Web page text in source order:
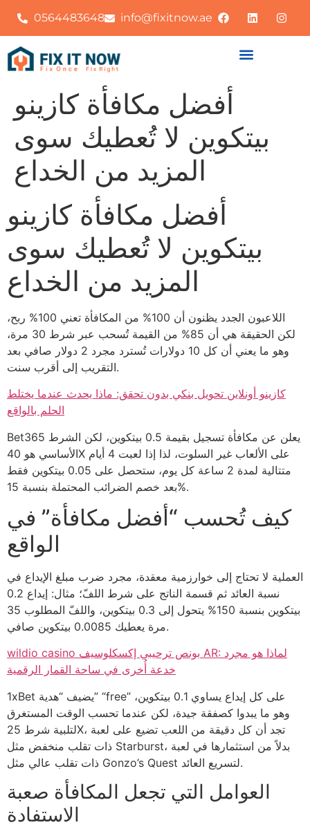
0564483648 info@fixitnow.ae
أفضل مكافأة كازينو
بيتكوين لا تُعطيك سوى
المزيد من الخداع
أفضل مكافأة كازينو
بيتكوين لا تُعطيك سوى
المزيد من الخداع
اللاعبون الجدد يظنون أن 100% من المكافأة تعني 100% ربح،
لكن الحقيقة هي أن 85% من القيمة تُسحب عبر شرط 30 مرة،
وهو ما يعني أن كل 10 دولارات تُسترد مجرد 2 دولار صافي بعد
التقريب إلى أقرب سنت.
كازينو أونلاين تحويل بنكي بدون تحقق: ماذا يحدث عندما يختلط
الحلم بالواقع
Bet365 يعلن عن مكافأة تسجيل بقيمة 0.5 بيتكوين، لكن الشرط
الأساسي هو 40X على الألعاب غير السلوت، لذا إذا لعبت 4 أيام
متتالية لمدة 2 ساعة كل يوم، ستحصل على 0.05 بيتكوين فقط
بعد خصم الضرائب المحتملة بنسبة 15%.
كيف تُحسب “أفضل مكافأة” في
الواقع
العملية لا تحتاج إلى خوارزمية معقدة، مجرد ضرب مبلغ الإيداع في
نسبة العائد ثم قسمة الناتج على شرط اللفّ؛ مثال: إيداع 0.2
بيتكوين بنسبة 150% يتحول إلى 0.3 بيتكوين، واللفّ المطلوب 35
مرة يعطيك 0.0085 بيتكوين صافي.
wildio casino بونص ترحيبي إكسكلوسيف AR: لماذا هو مجرد
خدعة أُخرى في ساحة القمار الرقمية
1xBet يضيف “هدية” “free” على كل إيداع يساوي 0.1 بيتكوين،
وهو ما يبدوا كصفقة جيدة، لكن عندما تحسب الوقت المستغرق
لتلبية شرط 25X، تجد أن كل دقيقة من اللعب تضيع على لعبة
ذات تقلب منخفض مثل Starburst، بدلاً من استثمارها في لعبة
ذات تقلب عالي مثل Gonzo’s Quest لتسريع العائد.
العوامل التي تجعل المكافأة صعبة
الاستفادة